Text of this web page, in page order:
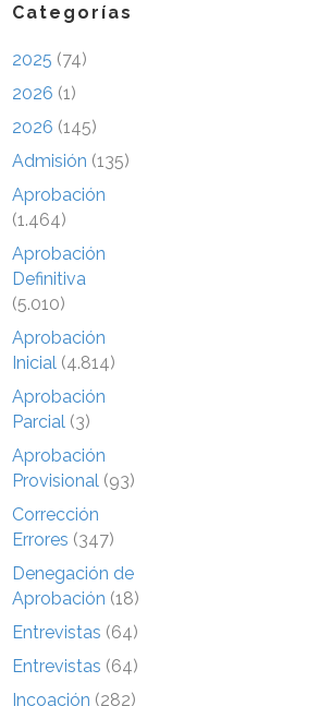
Categorías
2025 (74)
2026 (1)
2026 (145)
Admisión (135)
Aprobación
(1.464)
Aprobación
Definitiva
(5.010)
Aprobación
Inicial (4.814)
Aprobación
Parcial (3)
Aprobación
Provisional (93)
Corrección
Errores (347)
Denegación de
Aprobación (18)
Entrevistas (64)
Entrevistas (64)
Incoación (282)